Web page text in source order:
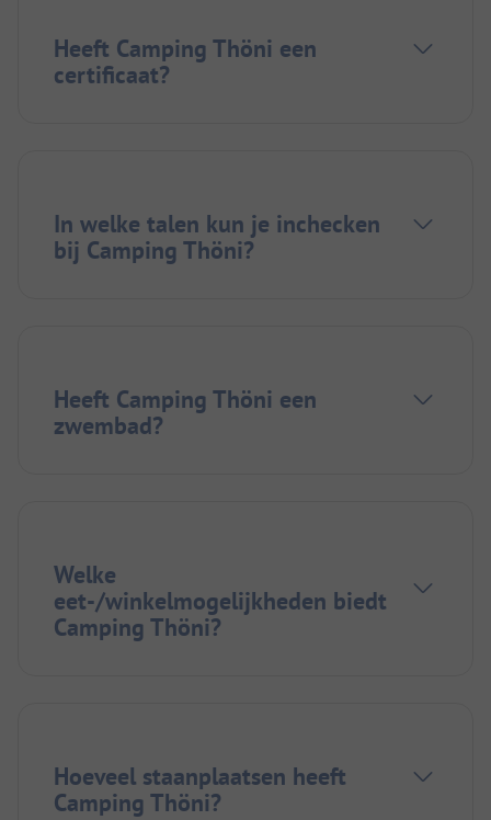
Heeft Camping Thöni een
certificaat?
In welke talen kun je inchecken
bij Camping Thöni?
Heeft Camping Thöni een
zwembad?
Welke
eet-/winkelmogelijkheden biedt
Camping Thöni?
Hoeveel staanplaatsen heeft
Camping Thöni?